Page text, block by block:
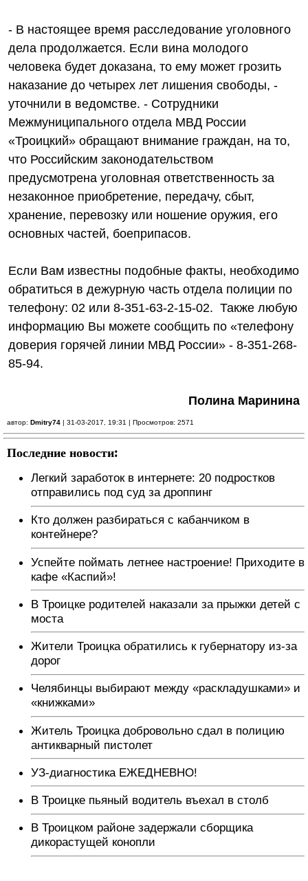
- В настоящее время расследование уголовного
дела продолжается. Если вина молодого
человека будет доказана, то ему может грозить
наказание до четырех лет лишения свободы, -
уточнили в ведомстве. - Сотрудники
Межмуниципального отдела МВД России
«Троицкий» обращают внимание граждан, на то,
что Российским законодательством
предусмотрена уголовная ответственность за
незаконное приобретение, передачу, сбыт,
хранение, перевозку или ношение оружия, его
основных частей, боеприпасов.
Если Вам известны подобные факты, необходимо
обратиться в дежурную часть отдела полиции по
телефону: 02 или 8-351-63-2-15-02. Также любую
информацию Вы можете сообщить по «телефону
доверия горячей линии МВД России» - 8-351-268-
85-94.
Полина Маринина
автор: Dmitry74 | 31-03-2017, 19:31 | Просмотров: 2571
Последние новости:
Легкий заработок в интернете: 20 подростков
отправились под суд за дроппинг
Кто должен разбираться с кабанчиком в
контейнере?
Успейте поймать летнее настроение! Приходите в
кафе «Каспий»!
В Троицке родителей наказали за прыжки детей с
моста
Жители Троицка обратились к губернатору из-за
дорог
Челябинцы выбирают между «раскладушками» и
«книжками»
Житель Троицка добровольно сдал в полицию
антикварный пистолет
УЗ-диагностика ЕЖЕДНЕВНО!
В Троицке пьяный водитель въехал в столб
В Троицком районе задержали сборщика
дикорастущей конопли